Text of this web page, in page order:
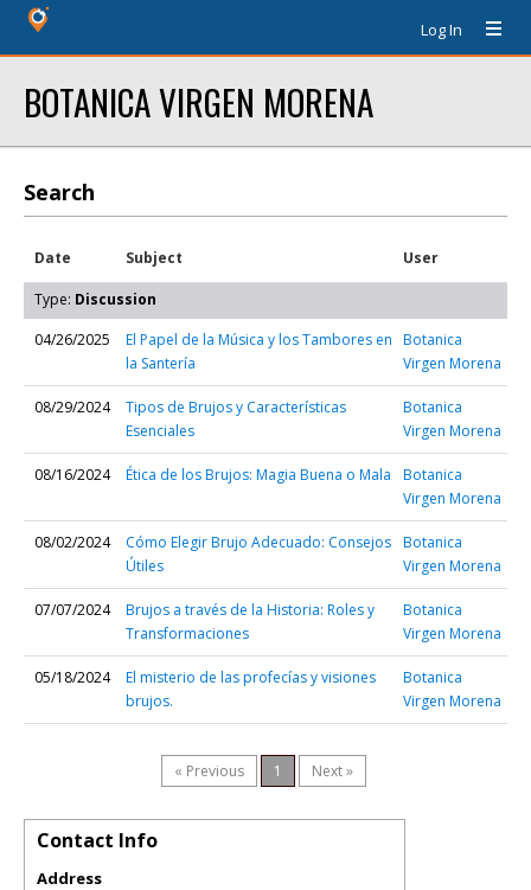
Log In
BOTANICA VIRGEN MORENA
Search
Date Subject User
Type: Discussion
04/26/2025
El Papel de la Música y los Tambores en
la Santería
Botanica
Virgen Morena
08/29/2024
Tipos de Brujos y Características
Esenciales
Botanica
Virgen Morena
08/16/2024 Ética de los Brujos: Magia Buena o Mala
Botanica
Virgen Morena
08/02/2024
Cómo Elegir Brujo Adecuado: Consejos
Útiles
Botanica
Virgen Morena
07/07/2024
Brujos a través de la Historia: Roles y
Transformaciones
Botanica
Virgen Morena
05/18/2024
El misterio de las profecías y visiones
brujos.
Botanica
Virgen Morena
« Previous 1 Next »
Contact Info
Address